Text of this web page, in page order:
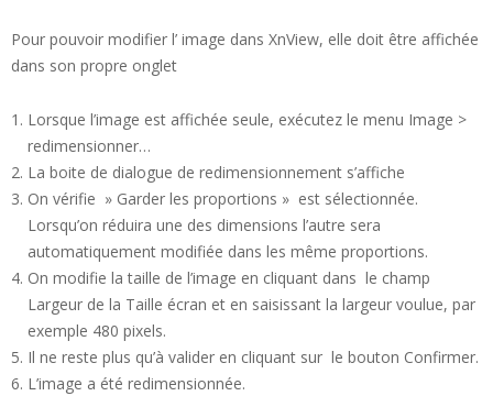
Pour pouvoir modifier l’ image dans XnView, elle doit être affichée
dans son propre onglet
Lorsque l’image est affichée seule, exécutez le menu Image >
redimensionner…
La boite de dialogue de redimensionnement s’affiche
On vérifie » Garder les proportions » est sélectionnée.
Lorsqu’on réduira une des dimensions l’autre sera
automatiquement modifiée dans les même proportions.
On modifie la taille de l’image en cliquant dans le champ
Largeur de la Taille écran et en saisissant la largeur voulue, par
exemple 480 pixels.
Il ne reste plus qu’à valider en cliquant sur le bouton Confirmer.
L’image a été redimensionnée.